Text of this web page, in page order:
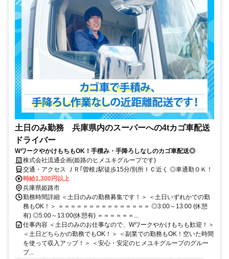
土日のみ勤務 兵庫県内のスーパーへの4tカゴ車配送
ドライバー
WワークやかけもちもOK！手積み・手降ろしなしのカゴ車配送◎
株式会社流通企画(姫路のヒメユキグループです)
交通・アクセス ＪＲ｢曽根｣駅徒歩15分/別所ＩＣ近く ◎車通勤ＯＫ！
時給1,300円以上
兵庫県姫路市
勤務時間詳細 ＜土日のみの勤務募集です！＞ ＜土日いずれかでの勤
務もOK！＞ ＝＝＝＝＝＝＝＝＝＝＝＝＝＝＝ ◎3:00～13:00 (休憩
有) ◎5:00～13:00(休憩有) ＝＝＝＝＝＝...
仕事内容 ＜土日のみのお仕事なので、Wワークやかけもちも歓迎！＞
＜土日どちらかの勤務でもOK！＞ ＜副業での勤務もOK！空いた時間
を使って収入アップ！＞ ＜安心・安定のヒメユキグループのグルー
プ...